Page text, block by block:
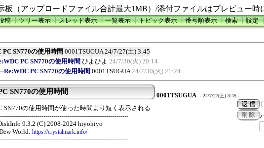
板（アップロードファイル合計最大1MB）/添付ファイルはプレビュー時
稿┃ツリー表示┃スレッド表示┃一覧表示┃トピック表示┃番号順表示┃検索┃設定
PC SN770の使用時間 0001TSUGUA 24/7/27(土) 3:45
PC SN770の使用時間 ひよひよ 24/7/30(火) 20:14
Re:WDC PC SN770の使用時間 0001TSUGUA 24/7/30(火) 21:24
SN770の使用時間 0001TSUGUA - 24/7/27(土) 3:45 -
SN770の使用時間が使った時間より短く表示される
9.3.2 (C) 2008-2024 hiyohiyo
World: https://crystalmark.info/